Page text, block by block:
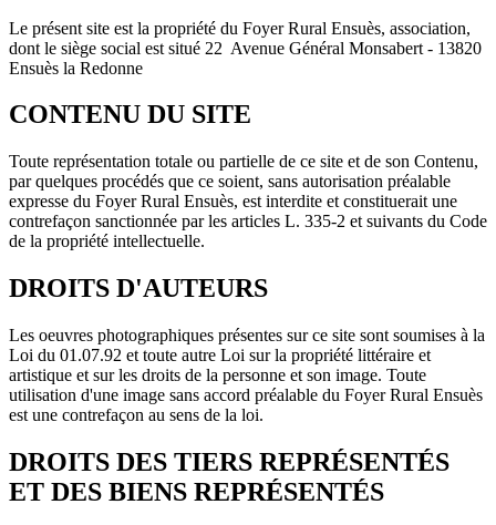
Le présent site est la propriété du Foyer Rural Ensuès, association,
dont le siège social est situé 22 Avenue Général Monsabert - 13820
Ensuès la Redonne
CONTENU DU SITE
Toute représentation totale ou partielle de ce site et de son Contenu,
par quelques procédés que ce soient, sans autorisation préalable
expresse du Foyer Rural Ensuès, est interdite et constituerait une
contrefaçon sanctionnée par les articles L. 335-2 et suivants du Code
de la propriété intellectuelle.
DROITS D'AUTEURS
Les oeuvres photographiques présentes sur ce site sont soumises à la
Loi du 01.07.92 et toute autre Loi sur la propriété littéraire et
artistique et sur les droits de la personne et son image. Toute
utilisation d'une image sans accord préalable du Foyer Rural Ensuès
est une contrefaçon au sens de la loi.
DROITS DES TIERS REPRÉSENTÉS
ET DES BIENS REPRÉSENTÉS